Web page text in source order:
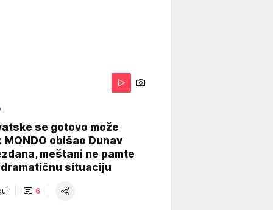
se gotovo može
MONDO obišao Dunav
meštani ne pamte
situaciju
6